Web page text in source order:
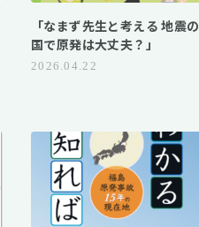
「なまず先生と考える 地震の
国で原発は大丈夫？」
2026.04.22